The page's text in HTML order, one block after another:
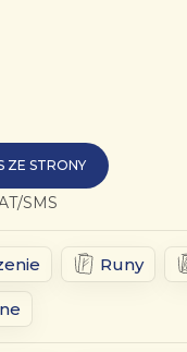
ZE STRONY
SMS
Runy